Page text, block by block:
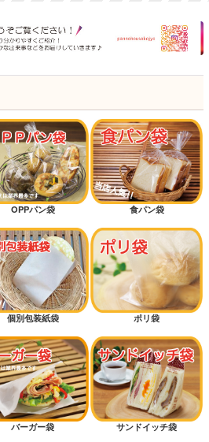
OPPパン袋 食パン袋
個別包装紙袋 ポリ袋
バーガー袋 サンドイッチ袋